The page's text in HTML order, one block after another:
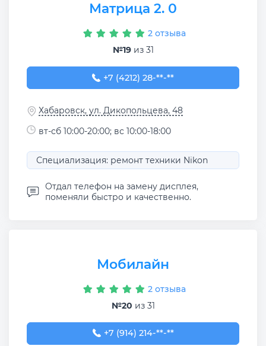
Матрица 2. 0
2 отзыва
№19из 31
+7 (4212) 28-52-22
+7 (4212) 28-**-**
Хабаровск, ул. Дикопольцева, 48
вт-сб 10:00-20:00; вс 10:00-18:00
Специализация: ремонт техники Nikon
Отдал телефон на замену дисплея,
поменяли быстро и качественно.
Мобилайн
2 отзыва
№20 из 31
+7 (914) 214-20-49
+7 (914) 214-**-**